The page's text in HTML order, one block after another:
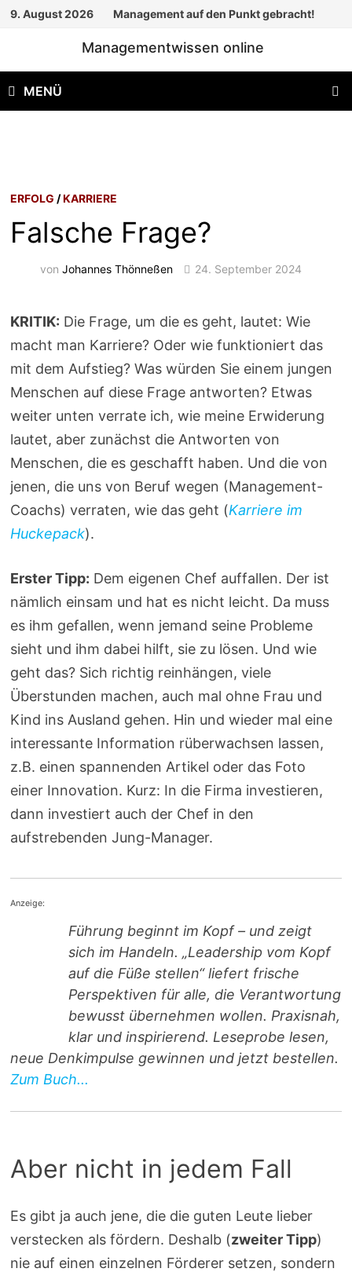
Zum
9. August 2026 Management auf den Punkt gebracht!
Managementwissen online
MENÜ
ERFOLG /KARRIERE
Falsche Frage?
vonJohannes Thönneßen 24. September 2024
KRITIK: Die Frage, um die es geht, lautet: Wie
macht man Karriere? Oder wie funktioniert das
mit dem Aufstieg? Was würden Sie einem jungen
Menschen auf diese Frage antworten? Etwas
weiter unten verrate ich, wie meine Erwiderung
lautet, aber zunächst die Antworten von
Menschen, die es geschafft haben. Und die von
jenen, die uns von Beruf wegen (Management-
Coachs) verraten, wie das geht (Karriere im
Huckepack).
Erster Tipp: Dem eigenen Chef auffallen. Der ist
nämlich einsam und hat es nicht leicht. Da muss
es ihm gefallen, wenn jemand seine Probleme
sieht und ihm dabei hilft, sie zu lösen. Und wie
geht das? Sich richtig reinhängen, viele
Überstunden machen, auch mal ohne Frau und
Kind ins Ausland gehen. Hin und wieder mal eine
interessante Information rüberwachsen lassen,
z.B. einen spannenden Artikel oder das Foto
einer Innovation. Kurz: In die Firma investieren,
dann investiert auch der Chef in den
aufstrebenden Jung-Manager.
Anzeige:
Führung beginnt im Kopf – und zeigt
sich im Handeln. „Leadership vom Kopf
auf die Füße stellen“ liefert frische
Perspektiven für alle, die Verantwortung
bewusst übernehmen wollen. Praxisnah,
klar und inspirierend. Leseprobe lesen,
neue Denkimpulse gewinnen und jetzt bestellen.
Zum Buch...
Aber nicht in jedem Fall
Es gibt ja auch jene, die die guten Leute lieber
verstecken als fördern. Deshalb (zweiter Tipp)
nie auf einen einzelnen Förderer setzen, sondern